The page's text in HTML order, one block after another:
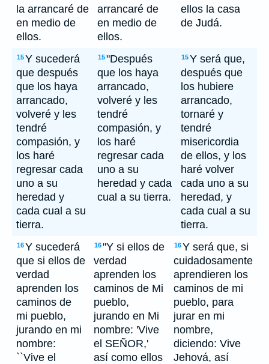
la arrancaré de
en medio de
ellos.
arrancaré de
en medio de
ellos.
ellos la casa
de Judá.
15Y sucederá
que después
que los haya
arrancado,
volveré y les
tendré
compasión, y
los haré
regresar cada
uno a su
heredad y
cada cual a su
tierra.
15"Después
que los haya
arrancado,
volveré y les
tendré
compasión, y
los haré
regresar cada
uno a su
heredad y cada
cual a su tierra.
15Y será que,
después que
los hubiere
arrancado,
tornaré y
tendré
misericordia
de ellos, y los
haré volver
cada uno a su
heredad, y
cada cual a su
tierra.
16Y sucederá
que si ellos de
verdad
aprenden los
caminos de
mi pueblo,
jurando en mi
nombre:
``Vive el
16"Y si ellos de
verdad
aprenden los
caminos de Mi
pueblo,
jurando en Mi
nombre: 'Vive
el SEÑOR,'
así como ellos
16Y será que, si
cuidadosamente
aprendieren los
caminos de mi
pueblo, para
jurar en mi
nombre,
diciendo: Vive
Jehová, así